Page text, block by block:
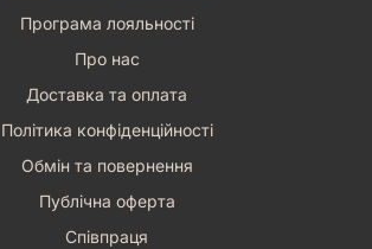
Програма лояльності
Про нас
Доставка та оплата
Політика конфіденційності
Обмін та повернення
Публічна оферта
Співпраця